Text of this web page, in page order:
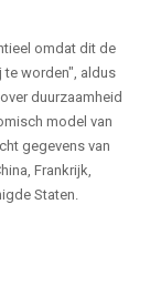
omdat dit de
worden", aldus
duurzaamheid
model van
gegevens van
Frankrijk,
Staten.